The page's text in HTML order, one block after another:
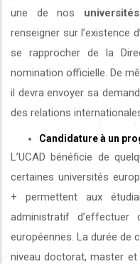
une de nos universités
renseigner sur l’existence
se rapprocher de la
nomination officielle. De
il devra envoyer sa
des relations
Candidature à un
L’UCAD bénéficie de
certaines universités
+ permettent aux
administratif
européennes. La durée de
niveau doctorat, master et